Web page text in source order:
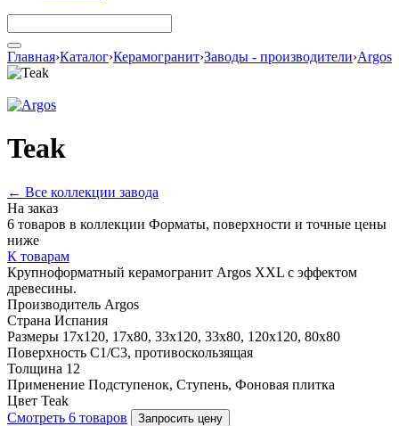
Главная›Каталог›Керамогранит›Заводы - производители›Argos
Teak
← Все коллекции завода
На заказ
6 товаров в коллекции Форматы, поверхности и точные цены
ниже
К товарам
Крупноформатный керамогранит Argos XXL с эффектом
древесины.
Производитель Argos
Страна Испания
Размеры 17x120, 17x80, 33x120, 33x80, 120x120, 80x80
Поверхность C1/C3, противоскользящая
Толщина 12
Применение Подступенок, Ступень, Фоновая плитка
Цвет Teak
Смотреть 6 товаров
Запросить цену